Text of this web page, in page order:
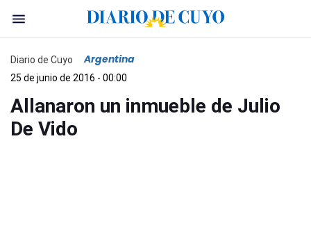
Diario de Cuyo Argentina
25 de junio de 2016 - 00:00
Allanaron un inmueble de Julio
De Vido